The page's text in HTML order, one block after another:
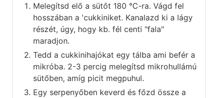
Melegítsd elő a sütőt 180 °C-ra. Vágd fel
hosszában a 'cukkiniket. Kanalazd ki a lágy
részét, úgy, hogy kb. fél centi "fala"
maradjon.
Tedd a cukkinihajókat egy tálba ami befér a
mikróba. 2-3 percig melegítsd mikrohullámú
sütőben, amíg picit megpuhul.
Egy serpenyőben keverd és főzd össze a